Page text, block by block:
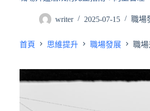
writer 2025-07-15 職場
首頁 思維提升 職場發展 職